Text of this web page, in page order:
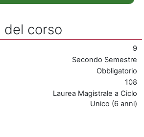
del corso
9
Secondo Semestre
Obbligatorio
108
Laurea Magistrale a Ciclo
Unico (6 anni)